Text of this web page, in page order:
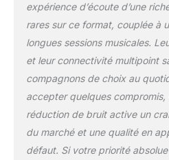
expérience d’écoute d’une
rares sur ce format, couplée à
longues sessions musicales.
et leur connectivité multipoint
compagnons de choix au
accepter quelques compromis,
réduction de bruit active un
du marché et une qualité en
défaut. Si votre priorité